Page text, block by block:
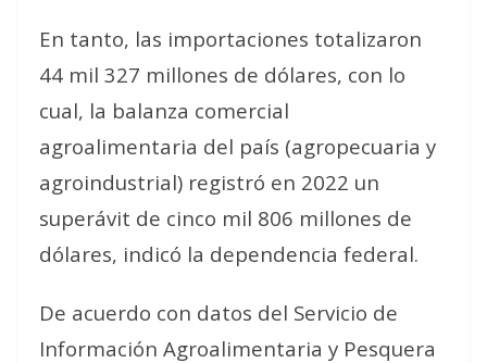
En tanto, las importaciones totalizaron
44 mil 327 millones de dólares, con lo
cual, la balanza comercial
agroalimentaria del país (agropecuaria y
agroindustrial) registró en 2022 un
superávit de cinco mil 806 millones de
dólares, indicó la dependencia federal.
De acuerdo con datos del Servicio de
Información Agroalimentaria y Pesquera